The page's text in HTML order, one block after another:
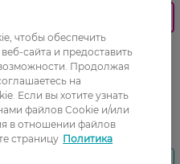
Шампунь Ducray Kelual
Squanorm против жирной
перхоти 200 мл
685,99 ГРН
548,79 ГРН
чтобы обеспечить
сайта и предоставить
Продолжая
на
Если вы хотите узнать
файлов Cookie и/или
в отношении файлов
страницу Политика